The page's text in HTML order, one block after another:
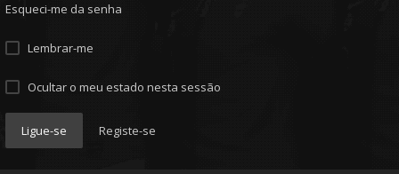
Esqueci-me da senha
Lembrar-me
Ocultar o meu estado nesta sessão
Ligue-se Registe-se